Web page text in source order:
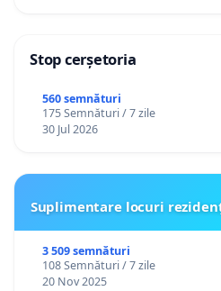
Stop cerșetoria
560 semnături
175 Semnături / 7 zile
30 Jul 2026
Suplimentare locuri
3 509 semnături
108 Semnături / 7 zile
20 Nov 2025